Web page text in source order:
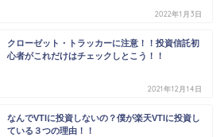
2022年1月3日
クローゼット・トラッカーに注意！！投資信託初
心者がこれだけはチェックしとこう！！
2021年12月14日
なんでVTIに投資しないの？僕が楽天VTIに投資し
ている３つの理由！！